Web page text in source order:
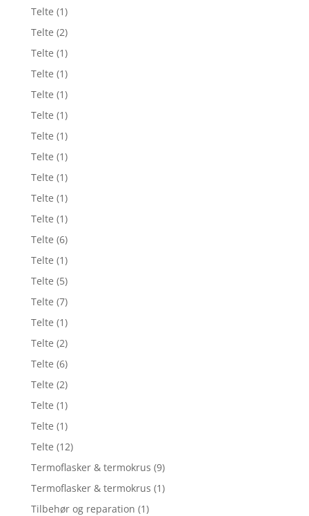
Telte (1)
Telte (2)
Telte (1)
Telte (1)
Telte (1)
Telte (1)
Telte (1)
Telte (1)
Telte (1)
Telte (1)
Telte (1)
Telte (6)
Telte (1)
Telte (5)
Telte (7)
Telte (1)
Telte (2)
Telte (6)
Telte (2)
Telte (1)
Telte (1)
Telte (12)
Termoflasker & termokrus (9)
Termoflasker & termokrus (1)
Tilbehør og reparation (1)